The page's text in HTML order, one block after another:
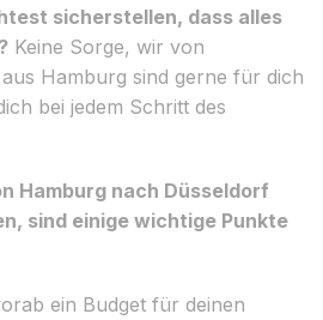
sicherstellen, dass alles
Keine Sorge, wir von
Hamburg sind gerne für dich
bei jedem Schritt des
Hamburg nach Düsseldorf
sind einige wichtige Punkte
ein Budget für deinen